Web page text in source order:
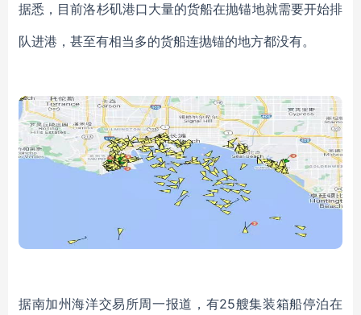
据悉，目前洛杉矶港口大量的货船在抛锚地就需要开始排
队进港，甚至有相当多的货船连抛锚的地方都没有。
据南加州海洋交易所周一报道，有25艘集装箱船停泊在